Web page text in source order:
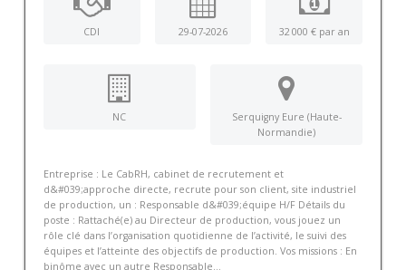
CDI 29-07-2026 32 000 € par an
NC
Serquigny Eure (Haute-
Normandie)
Entreprise : Le CabRH, cabinet de recrutement et
d&#039;approche directe, recrute pour son client, site industriel
de production, un : Responsable d&#039;équipe H/F Détails du
poste : Rattaché(e) au Directeur de production, vous jouez un
rôle clé dans l’organisation quotidienne de l’activité, le suivi des
équipes et l’atteinte des objectifs de production. Vos missions : En
binôme avec un autre Responsable...